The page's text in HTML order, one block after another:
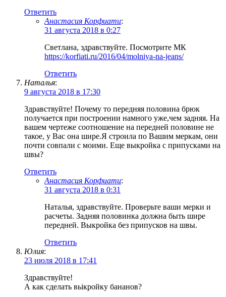
Ответить
Анастасия Корфиати:
31 августа 2018 в 0:27
Светлана, здравствуйте. Посмотрите МК
https://korfiati.ru/2016/04/molniya-na-jeans/
Ответить
Наталья:
9 августа 2018 в 17:30
Здравствуйте! Почему то передняя половина брюк
получается при построении намного уже,чем задняя. На
вашем чертеже соотношение на передней половине не
такое, у Вас она шире.Я строила по Вашим меркам, они
почти совпали с моими. Еще выкройка с припусками на
швы?
Ответить
Анастасия Корфиати:
31 августа 2018 в 0:31
Наталья, здравствуйте. Проверьте ваши мерки и
расчеты. Задняя половинка должна быть шире
передней. Выкройка без припусков на швы.
Ответить
Юлия:
23 июля 2018 в 17:41
Здравствуйте!
А как сделать вьікройку бананов?